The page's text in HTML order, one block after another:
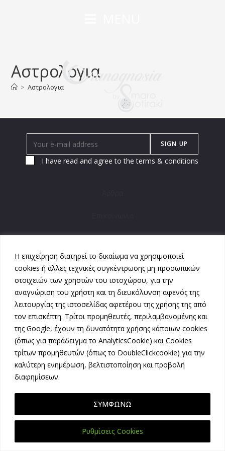
Η επιχείρηση διατηρεί το δικαίωμα να χρησιμοποιεί
cookies ή άλλες τεχνικές συγκέντρωσης μη προσωπικών
στοιχειών των χρηστών του ιστοχώρου, για την
αναγνώριση του χρήστη και τη διευκόλυνση αφενός της
λειτουργίας της ιστοσελίδας αφετέρου της χρήσης της από
τον επισκέπτη. Τρίτοι προμηθευτές, περιλαμβανομένης και
της Google, έχουν τη δυνατότητα χρήσης κάποιων cookies
(όπως για παράδειγμα το AnalyticsCookie) και Cookies
τρίτων προμηθευτών (όπως το DoubleClickcookie) για την
καλύτερη ενημέρωση, βελτιστοποίηση και προβολή
διαφημίσεων.
Ρυθμίσεις Cookies
ΣΥΜΦΩΝΩ
Αστρολογια
> Αστρολογια
I have read and agree to the terms & conditions
Logo Designed BySOAP Design
Developed byJohn Artopoulos